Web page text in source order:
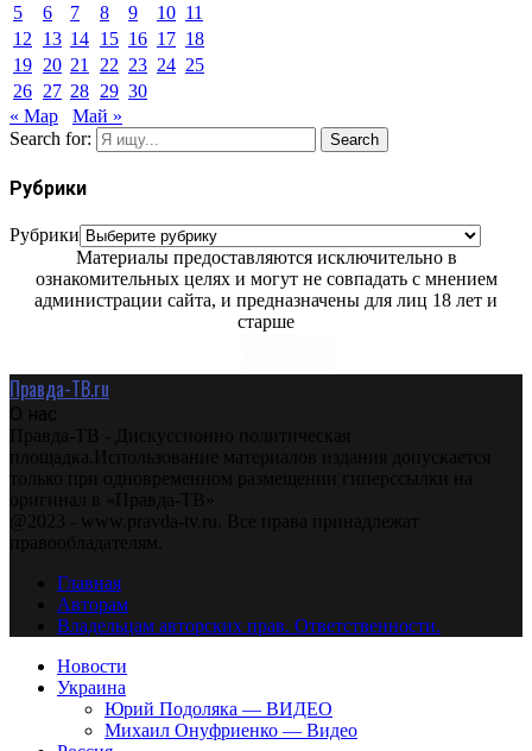
5
6 7 8 9 10 11
12
13 14 15 16 17 18
19 20 21 22 23 24 25
26 27 28 29 30
« Мар
Май »
Search for:
Search
Рубрики
Рубрики
Материалы предоставляются исключительно в
ознакомительных целях и могут не совпадать с мнением
администрации сайта, и предназначены для лиц 18 лет и
старше
Правда-ТВ.ru
О нас
Правда-ТВ - Дискуссионно политическая
площадка.Использование материалов издания допускается
только при одновременном размещении гиперссылки на
оригинал в «Правда-ТВ»
@2023 - www.pravda-tv.ru. Все права принадлежат
правообладателям.
Главная
Авторам
Владельцам авторских прав. Ответственности.
Новости
Украина
Юрий Подоляка — ВИДЕО
Михаил Онуфриенко — Видео